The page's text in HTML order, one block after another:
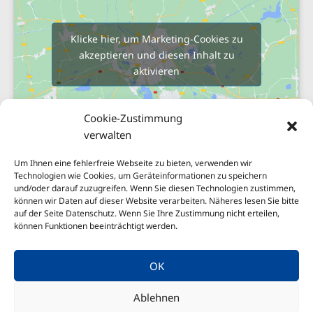
Cookie-Zustimmung
verwalten
Um Ihnen eine fehlerfreie Webseite zu bieten, verwenden wir
Technologien wie Cookies, um Geräteinformationen zu speichern
und/oder darauf zuzugreifen. Wenn Sie diesen Technologien zustimmen,
können wir Daten auf dieser Website verarbeiten. Näheres lesen Sie bitte
auf der Seite Datenschutz. Wenn Sie Ihre Zustimmung nicht erteilen,
können Funktionen beeinträchtigt werden.
OK
Ablehnen
Klicke hier, um Marketing-Cookies zu
akzeptieren und diesen Inhalt zu
aktivieren
Sitemap
Impressum
Datenschutzerklärung
Erstinformationen